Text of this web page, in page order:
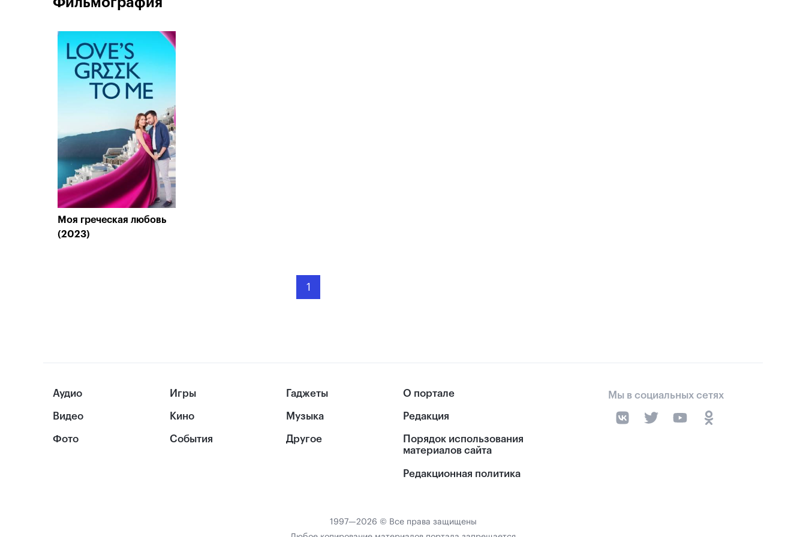
Моя греческая любовь
(2023)
1
Аудио
Видео
Фото
Игры
Кино
События
Гаджеты
Музыка
Другое
О портале
Редакция
Порядок использования
материалов сайта
Редакционная политика
Мы в социальных сетях
1997—2026 © Все права защищены